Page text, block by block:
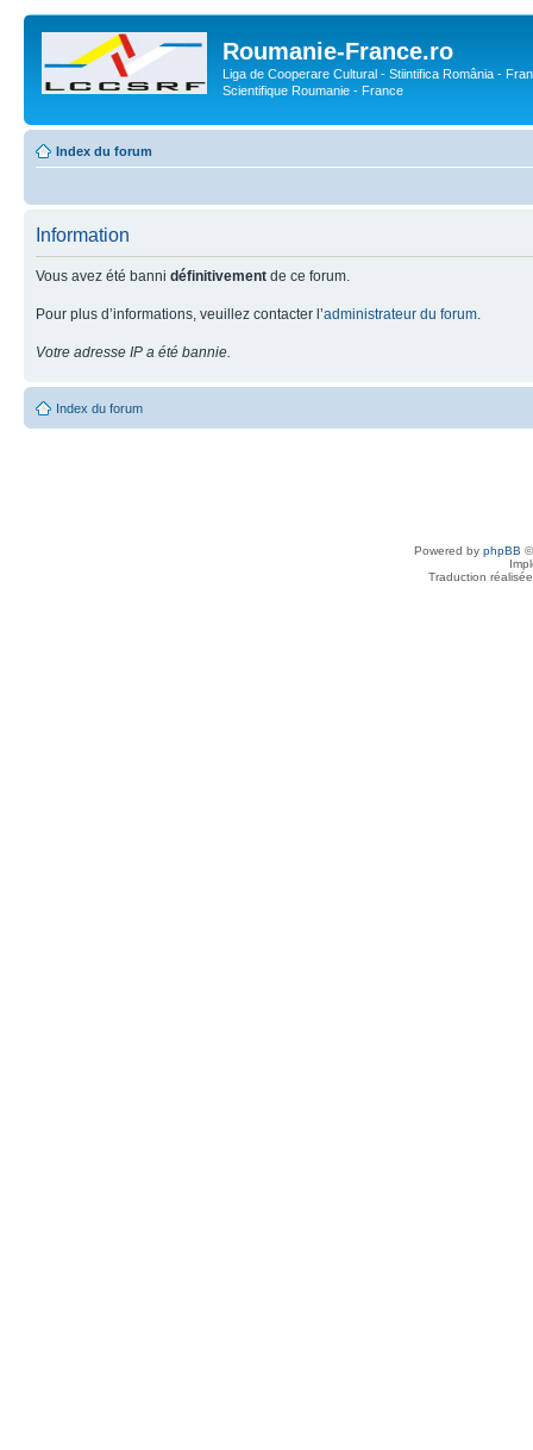
Roumanie-France.ro
Liga de Cooperare Cultural - Stiintifica România -
Scientifique Roumanie - France
Index du forum
Information
Vous avez été banni définitivement de ce forum.
Pour plus d’informations, veuillez contacter l’administrateur du forum
Votre adresse IP a été bannie.
Index du forum
Powered by phpBB
Traduction